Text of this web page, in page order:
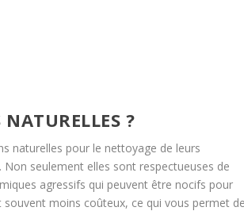
?
naturelles pour le nettoyage de leurs
seulement elles sont respectueuses de
agressifs qui peuvent être nocifs pour
moins coûteux, ce qui vous permet